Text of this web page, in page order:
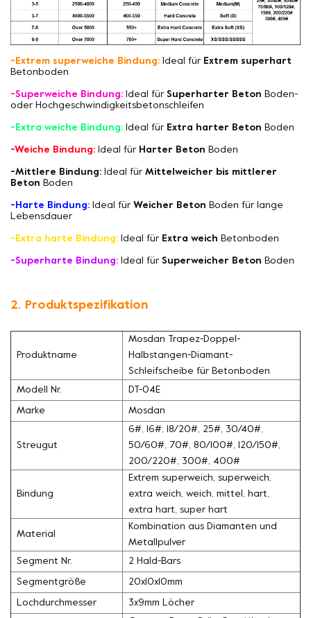
-Extrem superweiche Bindung: Ideal für Extrem superhart
Betonboden
-Superweiche Bindung: Ideal für Superharter Beton Boden-
oder Hochgeschwindigkeitsbetonschleifen
-Extra weiche Bindung: Ideal für Extra harter Beton Boden
-Weiche Bindung: Ideal für Harter Beton Boden
-Mittlere Bindung: Ideal für Mittelweicher bis mittlerer
Beton Boden
-Harte Bindung: Ideal für Weicher Beton Boden für lange
Lebensdauer
-Extra harte Bindung: Ideal für Extra weich Betonboden
-Superharte Bindung: Ideal für Superweicher Beton Boden
2. Produktspezifikation
Produktname
Mosdan Trapez-Doppel-
Halbstangen-Diamant-
Schleifscheibe für Betonboden
Modell Nr. DT-04E
Marke Mosdan
Streugut
6#, 16#, 18/20#, 25#, 30/40#,
50/60#, 70#, 80/100#, 120/150#,
200/220#, 300#, 400#
Bindung
Extrem superweich, superweich,
extra weich, weich, mittel, hart,
extra hart, super hart
Material
Kombination aus Diamanten und
Metallpulver
Segment Nr. 2 Hald-Bars
Segmentgröße 20x10x10mm
Lochdurchmesser 3x9mm Löcher